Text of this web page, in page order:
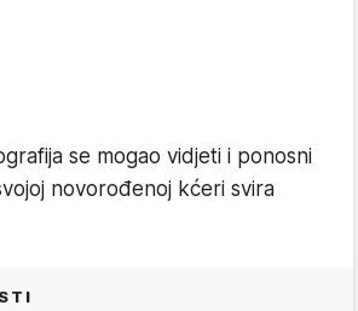
se mogao vidjeti i ponosni
novorođenoj kćeri svira